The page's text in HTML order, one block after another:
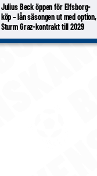
bredvid Djurić, 17-årige Hidalgo
aktuell
Julius Beck öppen för Elfsborg-
köp – lån säsongen ut med option,
Sturm Graz-kontrakt till 2029